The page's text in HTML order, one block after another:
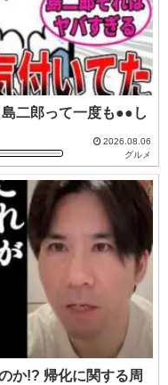
二郎って一度も●●し
2026.08.06
グルメ
か!? 帰化に関する周